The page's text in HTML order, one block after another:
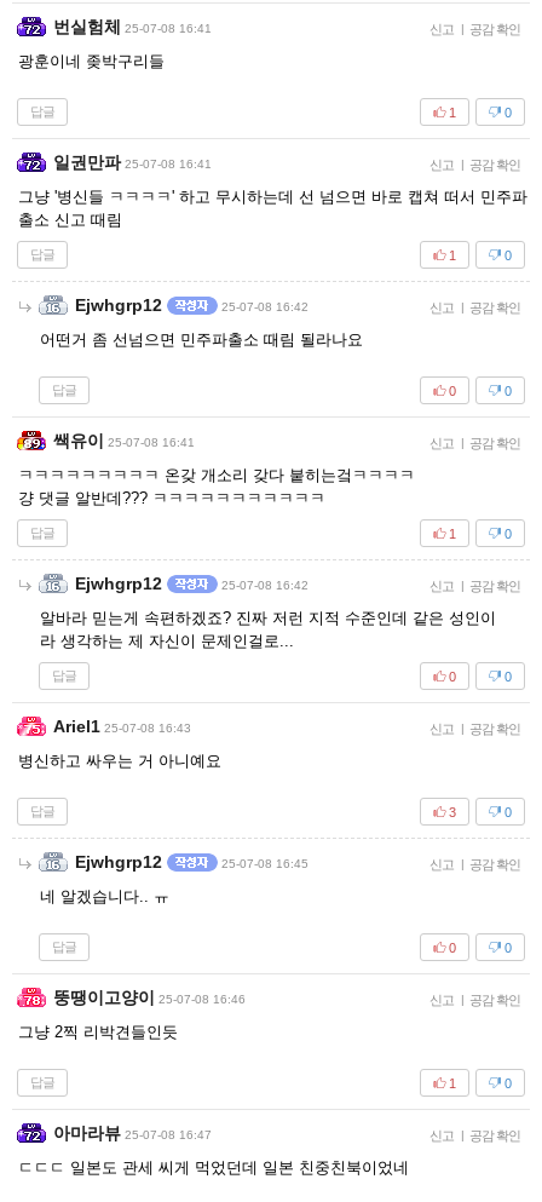
번실험체 25-07-08 16:41 신고 | 공감 확인
광훈이네 좆박구리들
답글 0
1
일권만파 25-07-08 16:41 신고 | 공감 확인
그냥 '병신들 ㅋㅋㅋㅋ' 하고 무시하는데 선 넘으면 바로 캡쳐 떠서 민주파
출소 신고 때림
답글 0
1
Ejwhgrp12 25-07-08 16:42 신고 | 공감 확인
어떤거 좀 선넘으면 민주파출소 때림 될라나요
답글 0
0
쌕유이 25-07-08 16:41 신고 | 공감 확인
ㅋㅋㅋㅋㅋㅋㅋㅋㅋ 온갖 개소리 갖다 붙히는겈ㅋㅋㅋㅋ
걍 댓글 알반데??? ㅋㅋㅋㅋㅋㅋㅋㅋㅋㅋㅋ
답글 0
1
Ejwhgrp12 25-07-08 16:42 신고 | 공감 확인
알바라 믿는게 속편하겠죠? 진짜 저런 지적 수준인데 같은 성인이
라 생각하는 제 자신이 문제인걸로...
답글 0
0
Ariel1 25-07-08 16:43 신고 | 공감 확인
병신하고 싸우는 거 아니예요
답글 0
3
Ejwhgrp12 25-07-08 16:45 신고 | 공감 확인
네 알겠습니다.. ㅠ
답글 0
0
뚱땡이고양이 25-07-08 16:46 신고 | 공감 확인
그냥 2찍 리박견들인듯
답글 0
1
아마라뷰 25-07-08 16:47 신고 | 공감 확인
ㄷㄷㄷ 일본도 관세 씨게 먹었던데 일본 친중친북이었네